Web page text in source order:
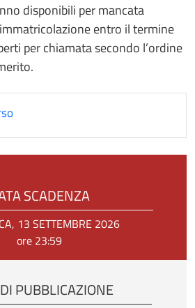
disponibili per mancata
entro il termine
per chiamata secondo l’ordine
SCADENZA
13 SETTEMBRE 2026
ore 23:59
PUBBLICAZIONE